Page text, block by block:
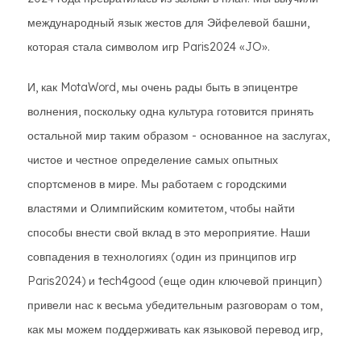
международный язык жестов для Эйфелевой башни,
которая стала символом игр Paris2024 «JO».
И, как MotaWord, мы очень рады быть в эпицентре
волнения, поскольку одна культура готовится принять
остальной мир таким образом - основанное на заслугах,
чистое и честное определение самых опытных
спортсменов в мире. Мы работаем с городскими
властями и Олимпийским комитетом, чтобы найти
способы внести свой вклад в это мероприятие. Наши
совпадения в технологиях (один из принципов игр
Paris2024) и tech4good (еще один ключевой принцип)
привели нас к весьма убедительным разговорам о том,
как мы можем поддерживать как языковой перевод игр,